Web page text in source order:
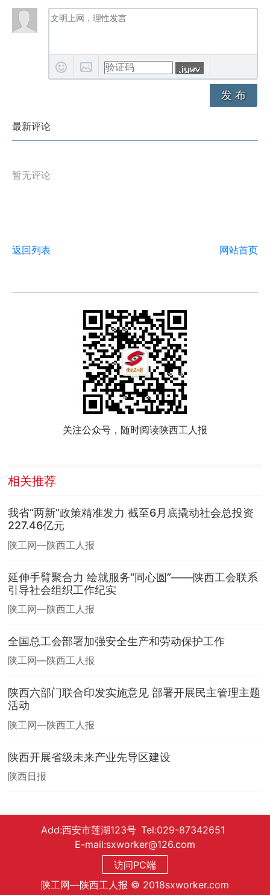
发 布
最新评论
暂无评论
返回列表 网站首页
关注公众号，随时阅读陕西工人报
相关推荐
我省“两新”政策精准发力 截至6月底撬动社会总投资
227.46亿元
陕工网—陕西工人报
延伸手臂聚合力 绘就服务“同心圆”——陕西工会联系
引导社会组织工作纪实
陕工网—陕西工人报
全国总工会部署加强安全生产和劳动保护工作
陕工网—陕西工人报
陕西六部门联合印发实施意见 部署开展民主管理主题
活动
陕工网—陕西工人报
陕西开展省级未来产业先导区建设
陕西日报
Add:西安市莲湖123号 Tel:029-87342651
E-mail:sxworker@126.com
访问PC端
陕工网—陕西工人报 © 2018sxworker.com